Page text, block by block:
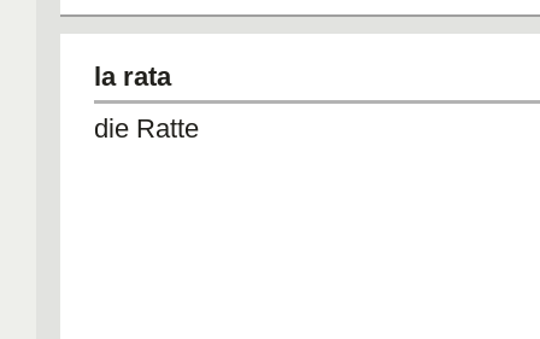
la rata
die Ratte